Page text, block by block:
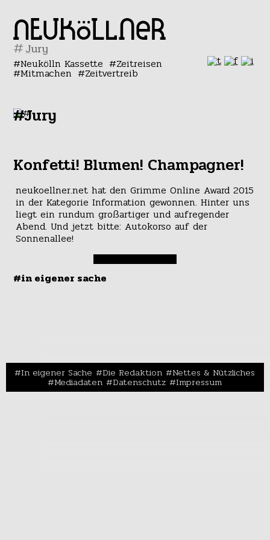
#
Neukölln Kassette Zeitreisen
Mitmachen Zeitvertreib
#Jury
Konfetti! Blumen! Champagner!
neukoellner.net hat den Grimme Online Award 2015
in der Kategorie Information gewonnen. Hinter uns
liegt ein rundum großartiger und aufregender
Abend. Und jetzt bitte: Autokorso auf der
Sonnenallee!
#in eigener sache
In eigener Sache Die Redaktion Nettes & Nützliches
Mediadaten Datenschutz Impressum